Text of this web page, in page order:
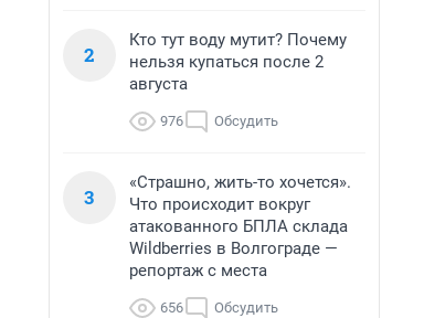
2
Кто тут воду мутит? Почему
нельзя купаться после 2
августа
976 Обсудить
3
«Страшно, жить-то хочется».
Что происходит вокруг
атакованного БПЛА склада
Wildberries в Волгограде —
репортаж с места
656 Обсудить